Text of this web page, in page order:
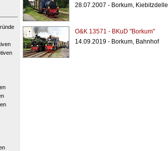
28.07.2007 - Borkum, Kiebitzdelle
O&K 13571 - BKuD "Borkum"
14.09.2019 - Borkum, Bahnhof